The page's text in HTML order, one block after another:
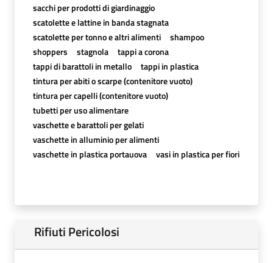
sacchi per prodotti di giardinaggio
scatolette e lattine in banda stagnata
scatolette per tonno e altri alimenti
shampoo
shoppers
stagnola
tappi a corona
tappi di barattoli in metallo
tappi in plastica
tintura per abiti o scarpe (contenitore vuoto)
tintura per capelli (contenitore vuoto)
tubetti per uso alimentare
vaschette e barattoli per gelati
vaschette in alluminio per alimenti
vaschette in plastica portauova
vasi in plastica per fiori
Rifiuti Pericolosi